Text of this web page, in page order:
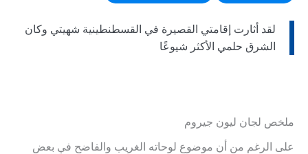
لقد أثارت إقامتي القصيرة في القسطنطينية شهيتي وكان
الشرق حلمي الأكثر شيوعًا
ملخص لجان ليون جيروم
على الرغم من أن موضوع لوحاته الغريب والفاضح في بعض